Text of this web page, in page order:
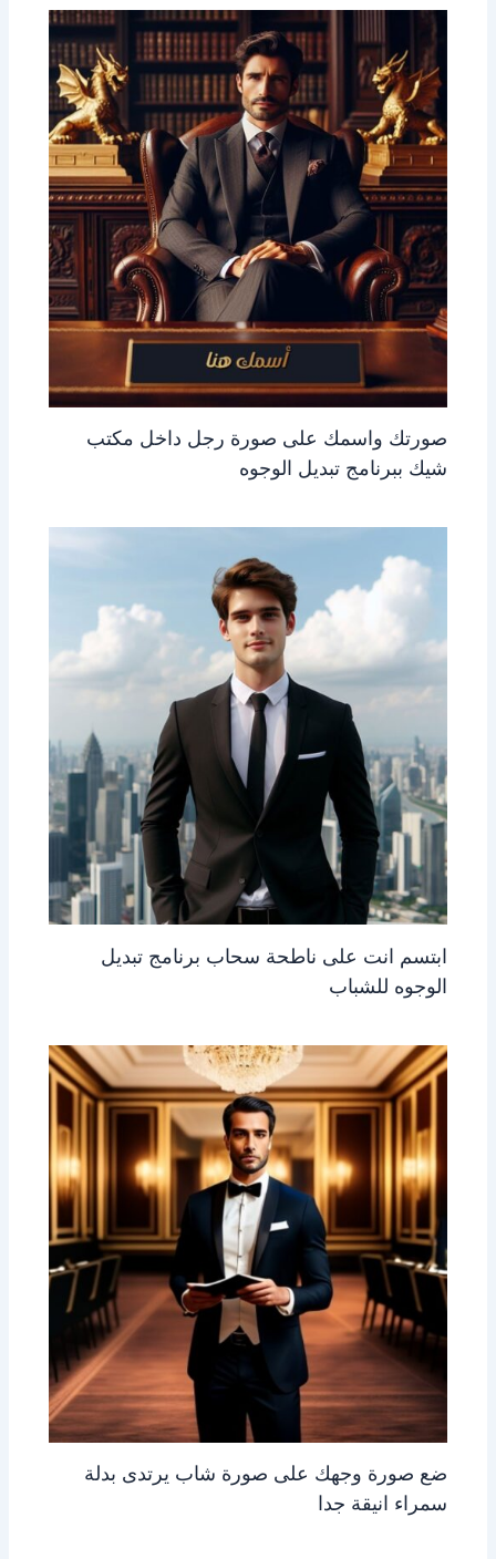
صورتك واسمك على صورة رجل داخل مكتب
شيك ببرنامج تبديل الوجوه
ابتسم انت على ناطحة سحاب برنامج تبديل
الوجوه للشباب
ضع صورة وجهك على صورة شاب يرتدى بدلة
سمراء انيقة جدا